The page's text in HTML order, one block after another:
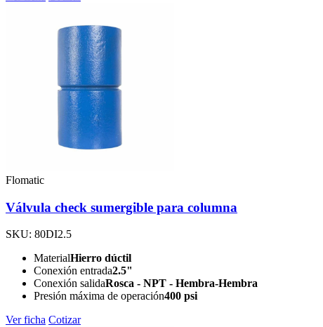
Flomatic
Válvula check sumergible para columna
SKU: 80DI2.5
MaterialHierro dúctil
Conexión entrada2.5"
Conexión salidaRosca - NPT - Hembra-Hembra
Presión máxima de operación400 psi
Ver ficha Cotizar